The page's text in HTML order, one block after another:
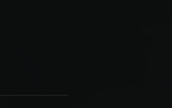
şi întâmplări ...